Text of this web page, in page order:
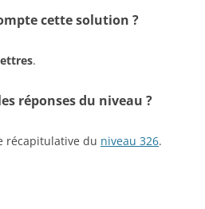
cette solution ?
.
réponses du niveau ?
récapitulative du niveau 326.